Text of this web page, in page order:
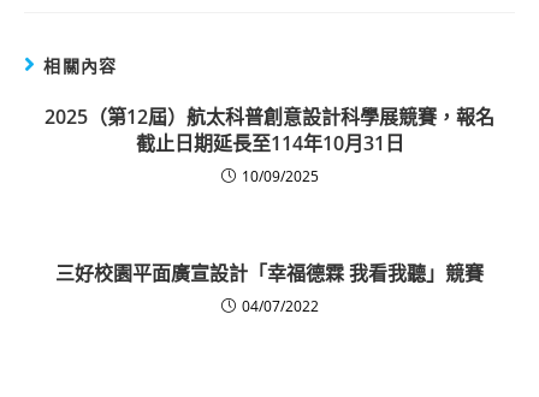
相關內容
2025（第12屆）航太科普創意設計科學展競賽，報名
截止日期延長至114年10月31日
10/09/2025
三好校園平面廣宣設計「幸福德霖 我看我聽」競賽
04/07/2022